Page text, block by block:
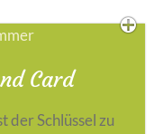
Card
der Schlüssel zu